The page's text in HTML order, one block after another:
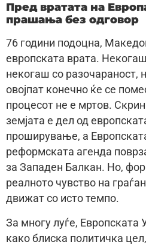
Пред вратата на
прашања без одговор
76 години подоцна,
европската врата.
некогаш со разочараност,
овојпат конечно ќе се
процесот не е мртов.
земјата е дел од
проширување, а
реформската агенда
за Западен Балкан. Но,
реалното чувство на
движат со исто темпо.
За многу луѓе, Европската
како блиска политичка